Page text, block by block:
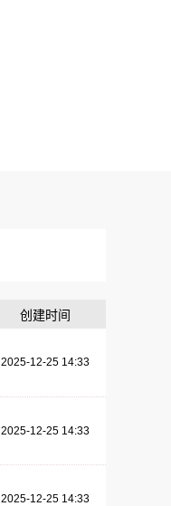
创建时间
2025-12-25 14:33
2025-12-25 14:33
2025-12-25 14:33